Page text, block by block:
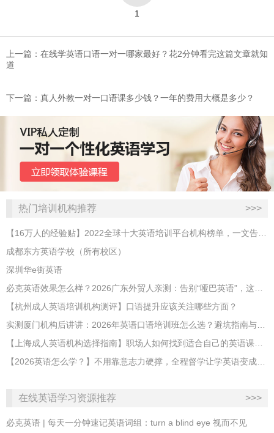
1
上一篇：在线学英语口语一对一哪家最好？花2分钟看完这篇文章就知
道
下一篇：​真人外教一对一口语课多少钱？一年的费用大概是多少？
热门培训机构推荐 >>>
【16万人的经验贴】2022全球十大英语培训平台机构榜单，一文告诉你
成都东方英语学校（所有校区）
深圳华e街英语
必克英语效果怎么样？2026广东外贸人亲测：告别“哑巴英语”，这才是成年人最高效的自救指南！
【杭州成人英语培训机构测评】口语提升应该关注哪些方面？
实测厦门机构后讲讲：2026年英语口语培训班怎么选？避坑指南与高效学习新范式
【上海成人英语机构选择指南】职场人如何找到适合自己的英语课程？
【2026英语怎么学？】不用靠意志力硬撑，全程督学让学英语变成日常习惯
在线英语学习资源推荐 >>>
必克英语 | 每天一分钟速记英语词组：turn a blind eye 视而不见